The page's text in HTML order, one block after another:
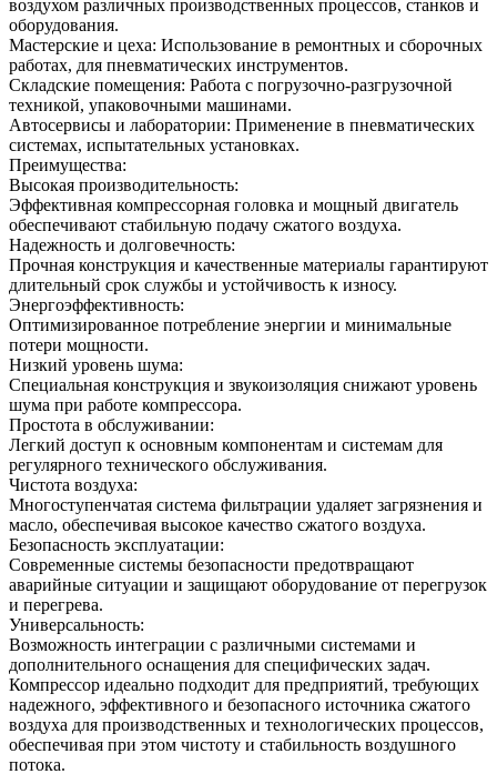
воздухом различных производственных процессов, станков и
оборудования.
Мастерские и цеха: Использование в ремонтных и сборочных
работах, для пневматических инструментов.
Складские помещения: Работа с погрузочно-разгрузочной
техникой, упаковочными машинами.
Автосервисы и лаборатории: Применение в пневматических
системах, испытательных установках.
Преимущества:
Высокая производительность:
Эффективная компрессорная головка и мощный двигатель
обеспечивают стабильную подачу сжатого воздуха.
Надежность и долговечность:
Прочная конструкция и качественные материалы гарантируют
длительный срок службы и устойчивость к износу.
Энергоэффективность:
Оптимизированное потребление энергии и минимальные
потери мощности.
Низкий уровень шума:
Специальная конструкция и звукоизоляция снижают уровень
шума при работе компрессора.
Простота в обслуживании:
Легкий доступ к основным компонентам и системам для
регулярного технического обслуживания.
Чистота воздуха:
Многоступенчатая система фильтрации удаляет загрязнения и
масло, обеспечивая высокое качество сжатого воздуха.
Безопасность эксплуатации:
Современные системы безопасности предотвращают
аварийные ситуации и защищают оборудование от перегрузок
и перегрева.
Универсальность:
Возможность интеграции с различными системами и
дополнительного оснащения для специфических задач.
Компрессор идеально подходит для предприятий, требующих
надежного, эффективного и безопасного источника сжатого
воздуха для производственных и технологических процессов,
обеспечивая при этом чистоту и стабильность воздушного
потока.